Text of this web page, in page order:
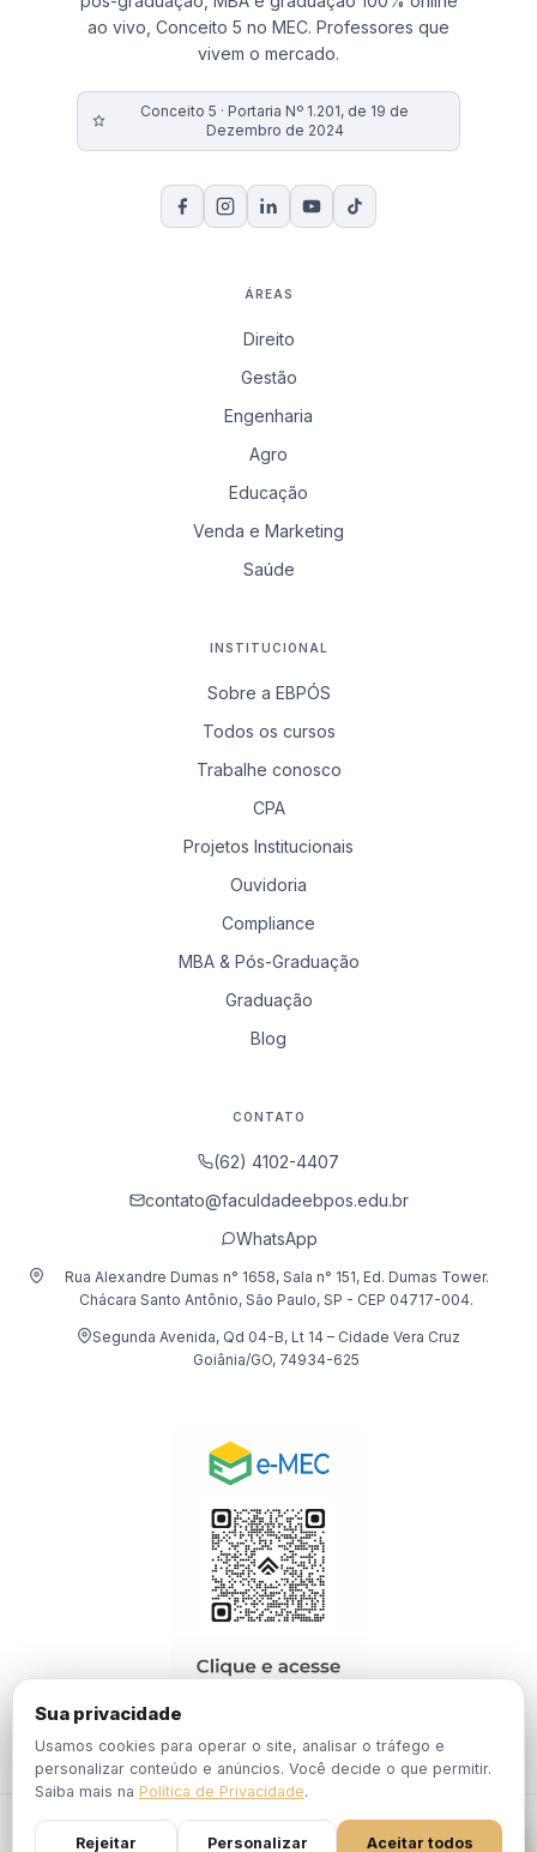
ao vivo, Conceito 5 no MEC. Professores que
vivem o mercado.
Conceito 5 · Portaria Nº 1.201, de 19 de
Dezembro de 2024
ÁREAS
Direito
Gestão
Engenharia
Agro
Educação
Venda e Marketing
Saúde
INSTITUCIONAL
Sobre a EBPÓS
Todos os cursos
Trabalhe conosco
CPA
Projetos Institucionais
Ouvidoria
Compliance
MBA & Pós-Graduação
Graduação
Blog
CONTATO
(62) 4102-4407
contato@faculdadeebpos.edu.br
WhatsApp
Rua Alexandre Dumas n° 1658, Sala n° 151, Ed. Dumas Tower.
Chácara Santo Antônio, São Paulo, SP - CEP 04717-004.
Segunda Avenida, Qd 04-B, Lt 14 – Cidade Vera Cruz
Goiânia/GO, 74934-625
© 2026 EBPÓS. Todos os direitos reservados.
Política de
Termos de Portaria Nº 1.201, de 19 de Dezembro de
Sua privacidade
Usamos cookies para operar o site, analisar o tráfego e
personalizar conteúdo e anúncios. Você decide o que permitir.
Saiba mais na Política de Privacidade.
Rejeitar Personalizar Aceitar todos